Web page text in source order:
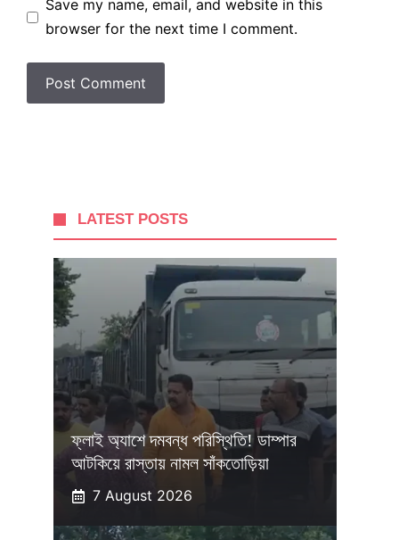
Save my name, email, and website in this
browser for the next time I comment.
LATEST POSTS
ফ্লাই অ্যাশে দমবন্ধ পরিস্থিতি! ডাম্পার
আটকিয়ে রাস্তায় নামল সাঁকতোড়িয়া
7 August 2026